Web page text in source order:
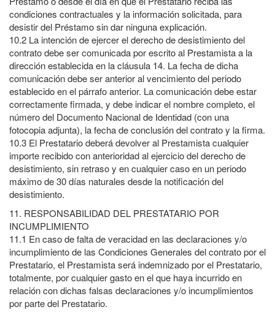
condiciones contractuales y la información solicitada, para
desistir del Préstamo sin dar ninguna explicación.
10.2 La intención de ejercer el derecho de desistimiento del
contrato debe ser comunicada por escrito al Prestamista a la
dirección establecida en la cláusula 14. La fecha de dicha
comunicación debe ser anterior al vencimiento del periodo
establecido en el párrafo anterior. La comunicación debe estar
correctamente firmada, y debe indicar el nombre completo, el
número del Documento Nacional de Identidad (con una
fotocopia adjunta), la fecha de conclusión del contrato y la firma.
10.3 El Prestatario deberá devolver al Prestamista cualquier
importe recibido con anterioridad al ejercicio del derecho de
desistimiento, sin retraso y en cualquier caso en un periodo
máximo de 30 días naturales desde la notificación del
desistimiento.
11. RESPONSABILIDAD DEL PRESTATARIO POR
INCUMPLIMIENTO
11.1 En caso de falta de veracidad en las declaraciones y/o
incumplimiento de las Condiciones Generales del contrato por el
Prestatario, el Prestamista será indemnizado por el Prestatario,
totalmente, por cualquier gasto en el que haya incurrido en
relación con dichas falsas declaraciones y/o incumplimientos
por parte del Prestatario.